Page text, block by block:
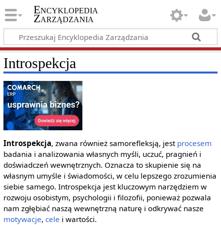
Encyklopedia
Zarządzania
Introspekcja
Introspekcja, zwana również samorefleksją, jest procesem
badania i analizowania własnych myśli, uczuć, pragnień i
doświadczeń wewnętrznych. Oznacza to skupienie się na
własnym umyśle i świadomości, w celu lepszego zrozumienia
siebie samego. Introspekcja jest kluczowym narzędziem w
rozwoju osobistym, psychologii i filozofii, ponieważ pozwala
nam zgłębiać naszą wewnętrzną naturę i odkrywać nasze
motywacje, cele i wartości.